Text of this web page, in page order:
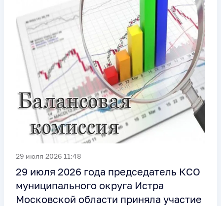
29 июля 2026 11:48
29 июля 2026 года председатель КСО
муниципального округа Истра
Московской области приняла участие